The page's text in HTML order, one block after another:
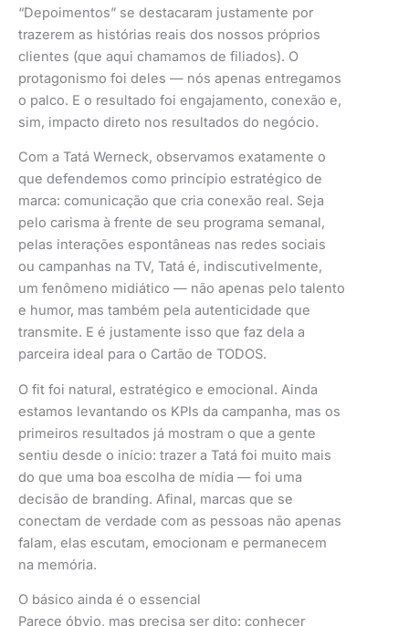
“Depoimentos” se destacaram justamente por
trazerem as histórias reais dos nossos próprios
clientes (que aqui chamamos de filiados). O
protagonismo foi deles — nós apenas entregamos
o palco. E o resultado foi engajamento, conexão e,
sim, impacto direto nos resultados do negócio.
Com a Tatá Werneck, observamos exatamente o
que defendemos como princípio estratégico de
marca: comunicação que cria conexão real. Seja
pelo carisma à frente de seu programa semanal,
pelas interações espontâneas nas redes sociais
ou campanhas na TV, Tatá é, indiscutivelmente,
um fenômeno midiático — não apenas pelo talento
e humor, mas também pela autenticidade que
transmite. E é justamente isso que faz dela a
parceira ideal para o Cartão de TODOS.
O fit foi natural, estratégico e emocional. Ainda
estamos levantando os KPIs da campanha, mas os
primeiros resultados já mostram o que a gente
sentiu desde o início: trazer a Tatá foi muito mais
do que uma boa escolha de mídia — foi uma
decisão de branding. Afinal, marcas que se
conectam de verdade com as pessoas não apenas
falam, elas escutam, emocionam e permanecem
na memória.
O básico ainda é o essencial
Parece óbvio, mas precisa ser dito: conhecer